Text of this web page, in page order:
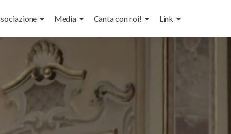
Media Canta con noi! Link